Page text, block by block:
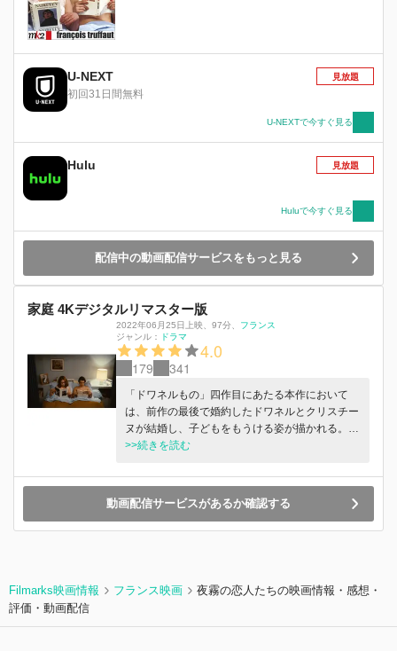
U-NEXT
初回31日間無料
見放題
U-NEXTで今すぐ見る
Hulu 見放題
Huluで今すぐ見る
配信中の動画配信サービスをもっと見る
家庭 4Kデジタルリマスター版
2022年06月25日上映 97分
フランス
ジャンル：
ドラマ
4.0
179 341
「ドワネルもの」四作⽬にあたる本作において
は、前作の最後で婚約したドワネルとクリスチー
ヌが結婚し、⼦どもをもうける姿が描かれる。し
かしドワネルは家庭⽣活に落ち着くどころか、⽇
て頼りない。作中に散りばめられたゴダール、ア
ラン・レネ、ジャック・タチ、ジョン・フォー
ド、ジャン・ユスターシュ、ジャンヌ・モローら
へのオマージュや⽬配せを探してみるのも⼀興。
>>続きを読む
動画配信サービスがあるか確認する
Filmarks映画情報 フランス映画
夜霧の恋人たちの映画情報・感想・
評価・動画配信